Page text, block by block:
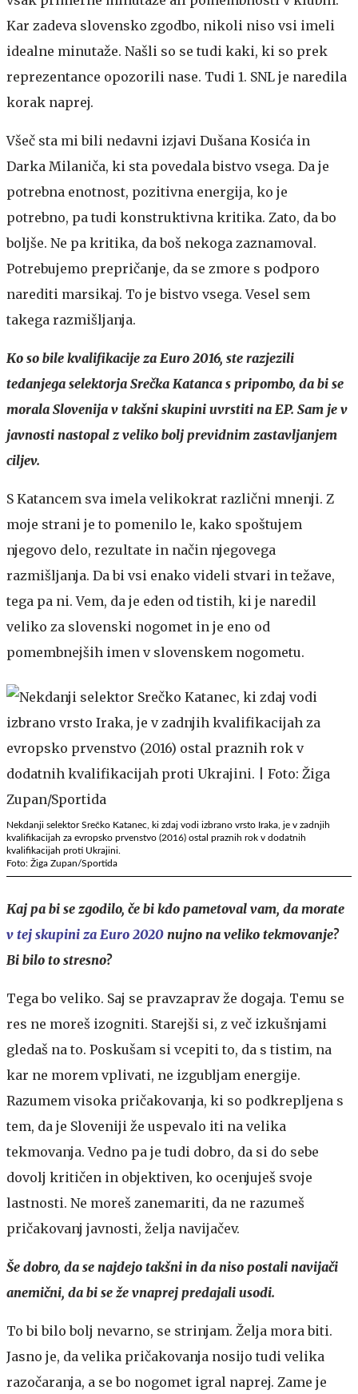
Kar zadeva slovensko zgodbo, nikoli niso vsi imeli
idealne minutaže. Našli so se tudi kaki, ki so prek
reprezentance opozorili nase. Tudi 1. SNL je naredila
korak naprej.
Všeč sta mi bili nedavni izjavi Dušana Kosića in
Darka Milaniča, ki sta povedala bistvo vsega. Da je
potrebna enotnost, pozitivna energija, ko je
potrebno, pa tudi konstruktivna kritika. Zato, da bo
boljše. Ne pa kritika, da boš nekoga zaznamoval.
Potrebujemo prepričanje, da se zmore s podporo
narediti marsikaj. To je bistvo vsega. Vesel sem
takega razmišljanja.
Ko so bile kvalifikacije za Euro 2016, ste razjezili
tedanjega selektorja Srečka Katanca s pripombo, da bi se
morala Slovenija v takšni skupini uvrstiti na EP. Sam je v
javnosti nastopal z veliko bolj previdnim zastavljanjem
ciljev.
S Katancem sva imela velikokrat različni mnenji. Z
moje strani je to pomenilo le, kako spoštujem
njegovo delo, rezultate in način njegovega
razmišljanja. Da bi vsi enako videli stvari in težave,
tega pa ni. Vem, da je eden od tistih, ki je naredil
veliko za slovenski nogomet in je eno od
pomembnejših imen v slovenskem nogometu.
Nekdanji selektor Srečko Katanec, ki zdaj vodi izbrano vrsto Iraka, je v zadnjih
kvalifikacijah za evropsko prvenstvo (2016) ostal praznih rok v dodatnih
kvalifikacijah proti Ukrajini.
Foto: Žiga Zupan/Sportida
Kaj pa bi se zgodilo, če bi kdo pametoval vam, da morate
v tej skupini za Euro 2020 nujno na veliko tekmovanje?
Bi bilo to stresno?
Tega bo veliko. Saj se pravzaprav že dogaja. Temu se
res ne moreš izogniti. Starejši si, z več izkušnjami
gledaš na to. Poskušam si vcepiti to, da s tistim, na
kar ne morem vplivati, ne izgubljam energije.
Razumem visoka pričakovanja, ki so podkrepljena s
tem, da je Sloveniji že uspevalo iti na velika
tekmovanja. Vedno pa je tudi dobro, da si do sebe
dovolj kritičen in objektiven, ko ocenjuješ svoje
lastnosti. Ne moreš zanemariti, da ne razumeš
pričakovanj javnosti, želja navijačev.
Še dobro, da se najdejo takšni in da niso postali navijači
anemični, da bi se že vnaprej predajali usodi.
To bi bilo bolj nevarno, se strinjam. Želja mora biti.
Jasno je, da velika pričakovanja nosijo tudi velika
razočaranja, a se bo nogomet igral naprej. Zame je